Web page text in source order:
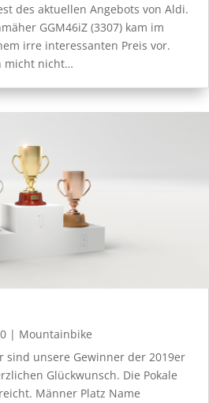
des aktuellen Angebots von Aldi.
GGM46iZ (3307) kam im
irre interessanten Preis vor.
micht nicht…
| Mountainbike
sind unsere Gewinner der 2019er
Glückwunsch. Die Pokale
Männer Platz Name